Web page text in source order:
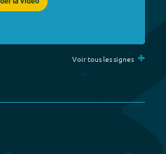
Voir tous les signes +